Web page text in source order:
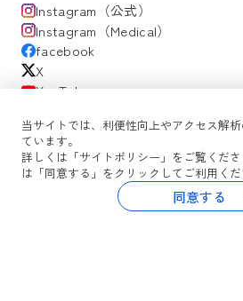
当サイトでは、利便性向上やアクセス解
ています。
詳しくは「サイトポリシー」をご覧くだ
は「同意する」をクリックしてご利用くだ
同意する
Instagram（公式）
Instagram（Medical）
facebook
X
YouTube
サイトポリシー
WEBセミナー利用規約 コミュニティガイ
よくある質問
Copyright © 2026 OG Wellness Co.,